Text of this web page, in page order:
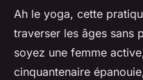
Quels sont
yoga idéaux
posture et
Ah le yoga, cette
traverser les âges sans
soyez une femme
cinquantenaire